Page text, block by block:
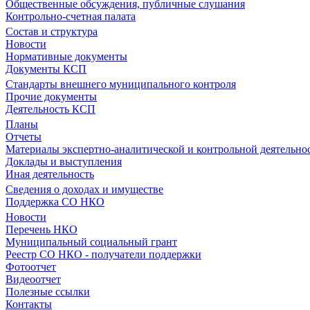
Общественные обсуждения, публичные слушания
Контрольно-счетная палата
Состав и структура
Новости
Нормативные документы
Документы КСП
Стандарты внешнего муниципального контроля
Прочие документы
Деятельность КСП
Планы
Отчеты
Материалы экспертно-аналитической и контрольной
Доклады и выступления
Иная деятельность
Сведения о доходах и имуществе
Поддержка СО НКО
Новости
Перечень НКО
Муниципальный социальный грант
Реестр СО НКО - получатели поддержки
Фотоотчет
Видеоотчет
Полезные ссылки
Контакты